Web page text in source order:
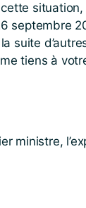
situation,
septembre
suite
tiens à
ministre,